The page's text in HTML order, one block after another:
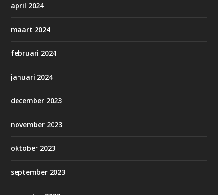
april 2024
maart 2024
februari 2024
januari 2024
december 2023
november 2023
oktober 2023
september 2023